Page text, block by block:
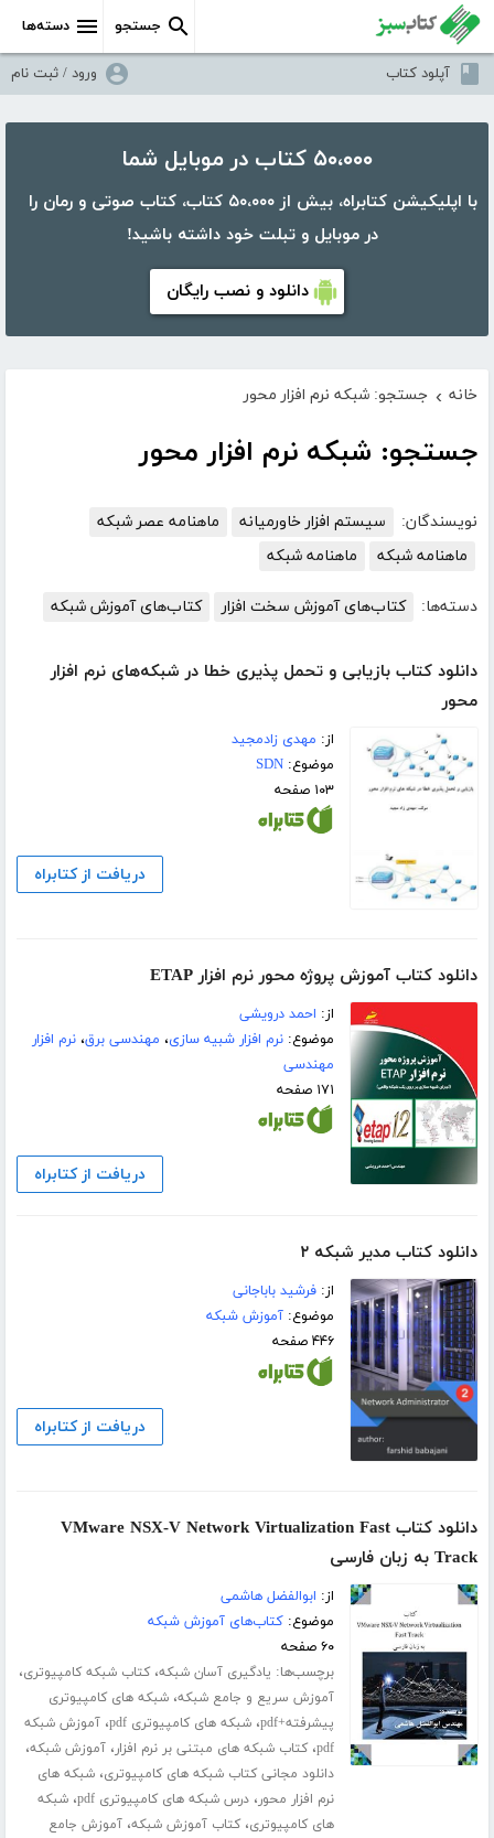
دسته‌ها جستجو
آپلود کتاب ورود / ثبت نام
۵۰،۰۰۰ کتاب در موبایل شما
با اپلیکیشن کتابراه، بیش از ۵۰،۰۰۰ کتاب، کتاب صوتی و رمان را
در موبایل و تبلت خود داشته باشید!
دانلود و نصب رایگان
خانه › جستجو: شبکه نرم افزار محور
جستجو: شبکه نرم افزار محور
نویسندگان: سیستم افزار خاورمیانه
ماهنامه عصر شبکه
ماهنامه شبکه
ماهنامه شبکه
دسته‌ها: کتاب‌های آموزش سخت افزار کتاب‌های آموزش شبکه
دانلود کتاب بازیابی و تحمل پذیری خطا در شبکه‌های نرم افزار
محور
از: مهدی زادمجید
موضوع:SDN
۱۰۳ صفحه
دریافت از کتابراه
دانلود کتاب آموزش پروژه محور نرم افزار ETAP
از: احمد درویشی
موضوع:نرم افزار شبیه سازی، مهندسی برق،نرم افزار
مهندسی
۱۷۱ صفحه
دریافت از کتابراه
دانلود کتاب مدیر شبکه ۲
از:فرشید باباجانی
موضوع:آموزش شبکه
۴۴۶ صفحه
دریافت از کتابراه
دانلود کتاب VMware NSX-V Network Virtualization Fast
Track به زبان فارسی
از: ابوالفضل هاشمی
موضوع:کتاب‌های آموزش شبکه
۶۰ صفحه
برچسب‌ها: یادگیری آسان شبکه،کتاب شبکه کامپیوتری،
آموزش سریع و جامع شبکه،شبکه های کامپیوتری
پیشرفته+pdf
،شبکه های کامپیوتری pdf ،آموزش شبکه
pdf،کتاب شبکه های مبتنی بر نرم افزار،آموزش شبکه،
دانلود مجانی کتاب شبکه های کامپیوتری،شبکه های
نرم افزار محور،درس شبکه های کامپیوتری pdf ،شبکه
های کامپیوتری،کتاب آموزش شبکه،آموزش جامع